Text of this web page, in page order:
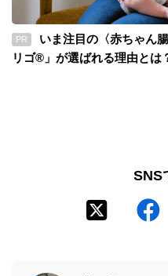
PR
いま注目の〈赤ちゃん
リゴ®」が選ばれる理由とは
SNS